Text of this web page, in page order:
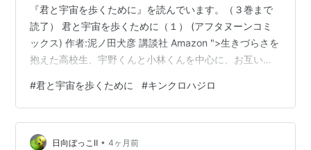
『君と宇宙を歩くために』を読んでいます。（３巻まで
読了） 君と宇宙を歩くために（１） (アフタヌーンコミ
ックス) 作者:泥ノ田犬彦 講談社 Amazon ">生きづらさを
抱えた高校生、宇野くんと小林くんを中心に、お互い苦
ストーリー。 ">周りにいる大人たちがとにかく優しい。
成長していく過程で、とくに多感な時期に、こういう人
たちとどれだけ出会えるかで、その後の人生は大きく変
わるのだと思う。二人は、環境と友達と先生をはじめ、
#君と宇宙を歩くために #キンクロハジロ
日向ぼっこⅡ • 4ヶ月前